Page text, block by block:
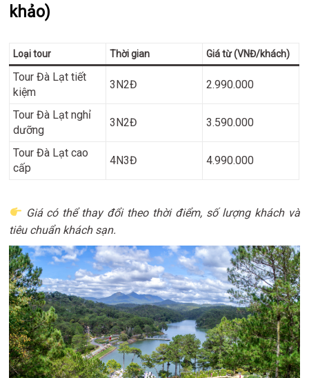
khảo)
Loại tour Thời gian Giá từ (VNĐ/khách)
Tour Đà Lạt tiết
kiệm
3N2Đ 2.990.000
Tour Đà Lạt nghỉ
dưỡng
3N2Đ 3.590.000
Tour Đà Lạt cao
cấp
4N3Đ 4.990.000
Giá có thể thay đổi theo thời điểm, số lượng khách và
tiêu chuẩn khách sạn.